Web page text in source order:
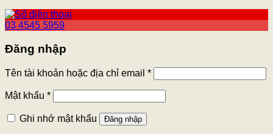
03 4545 5959
Đăng nhập
Tên tài khoản hoặc địa chỉ email *
Mật khẩu *
Ghi nhớ mật khẩu Đăng nhập